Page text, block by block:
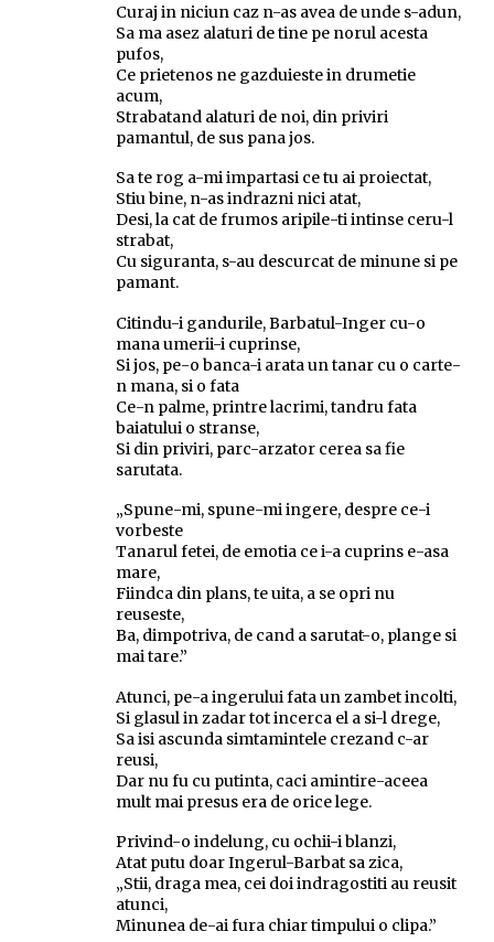
Curaj in niciun caz n-as avea de unde s-adun,
Sa ma asez alaturi de tine pe norul acesta
pufos,
Ce prietenos ne gazduieste in drumetie
acum,
Strabatand alaturi de noi, din priviri
pamantul, de sus pana jos.
Sa te rog a-mi impartasi ce tu ai proiectat,
Stiu bine, n-as indrazni nici atat,
Desi, la cat de frumos aripile-ti intinse ceru-l
strabat,
Cu siguranta, s-au descurcat de minune si pe
pamant.
Citindu-i gandurile, Barbatul-Inger cu-o
mana umerii-i cuprinse,
Si jos, pe-o banca-i arata un tanar cu o carte-
n mana, si o fata
Ce-n palme, printre lacrimi, tandru fata
baiatului o stranse,
Si din priviri, parc-arzator cerea sa fie
sarutata.
„Spune-mi, spune-mi ingere, despre ce-i
vorbeste
Tanarul fetei, de emotia ce i-a cuprins e-asa
mare,
Fiindca din plans, te uita, a se opri nu
reuseste,
Ba, dimpotriva, de cand a sarutat-o, plange si
mai tare.”
Atunci, pe-a ingerului fata un zambet incolti,
Si glasul in zadar tot incerca el a si-l drege,
Sa isi ascunda simtamintele crezand c-ar
reusi,
Dar nu fu cu putinta, caci amintire-aceea
mult mai presus era de orice lege.
Privind-o indelung, cu ochii-i blanzi,
Atat putu doar Ingerul-Barbat sa zica,
„Stii, draga mea, cei doi indragostiti au reusit
atunci,
Minunea de-ai fura chiar timpului o clipa.”